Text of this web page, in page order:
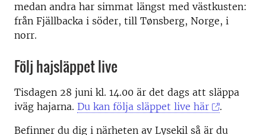
medan andra har simmat längst med västkusten:
från Fjällbacka i söder, till Tønsberg, Norge, i
norr.
Följ hajsläppet live
Tisdagen 28 juni kl. 14.00 är det dags att släppa
iväg hajarna. Du kan följa släppet live här
.
Befinner du dig i närheten av Lysekil så är du